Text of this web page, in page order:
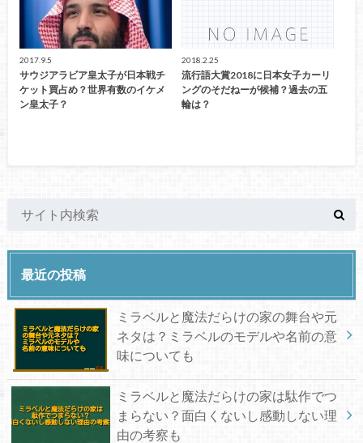
2017.9.5
サウジアラビア皇太子が日本戦チ
ケット買占め？世界有数のイケメ
ン皇太子？
2018.2.25
流行語大賞2018に日本女子カーリ
ングのそだねーが候補？過去の五
輪は？
最近の投稿
ミラベルと魔法だらけの家の舞台や元
ネタは？ミラベルのモデルや名前の意
味についても
ミラベルと魔法だらけの家は駄作でつ
まらない？面白くないし感動しない理
由の考察も